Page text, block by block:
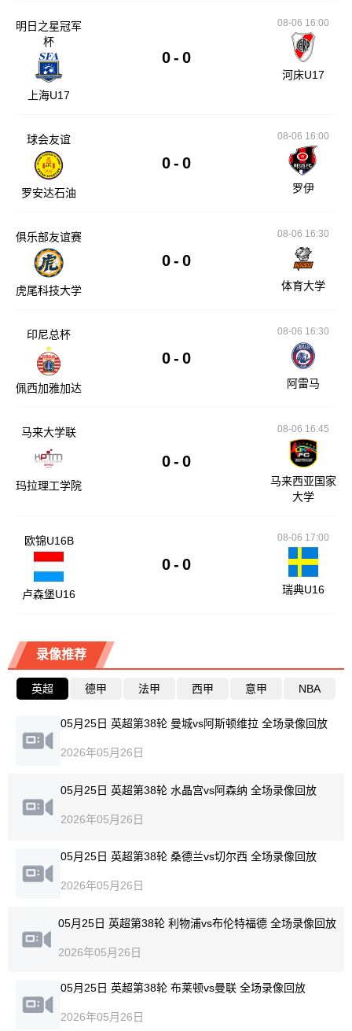
明日之星冠军
杯
上海U17
0 - 0
08-06 16:00
河床U17
球会友谊
罗安达石油
0 - 0
08-06 16:00
罗伊
俱乐部友谊赛
虎尾科技大学
0 - 0
08-06 16:30
体育大学
印尼总杯
佩西加雅加达
0 - 0
08-06 16:30
阿雷马
马来大学联
玛拉理工学院
0 - 0
08-06 16:45
马来西亚国家
大学
欧锦U16B
卢森堡U16
0 - 0
08-06 17:00
瑞典U16
录像推荐
英超 德甲 法甲 西甲 意甲 NBA
05月25日 英超第38轮 曼城vs阿斯顿维拉 全场录像回放
2026年05月26日
05月25日 英超第38轮 水晶宫vs阿森纳 全场录像回放
2026年05月26日
05月25日 英超第38轮 桑德兰vs切尔西 全场录像回放
2026年05月26日
05月25日 英超第38轮 利物浦vs布伦特福德 全场录像回放
2026年05月26日
05月25日 英超第38轮 布莱顿vs曼联 全场录像回放
2026年05月26日